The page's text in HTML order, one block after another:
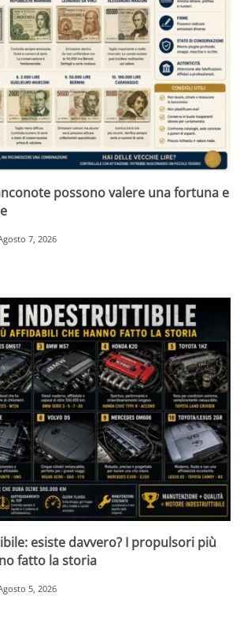
possono valere una fortuna e
7, 2026
esiste davvero? I propulsori più
fatto la storia
5, 2026